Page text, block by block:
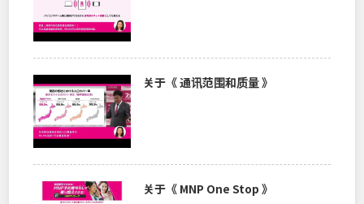
关于《 通讯范围和质量 》
关于《 MNP One Stop 》